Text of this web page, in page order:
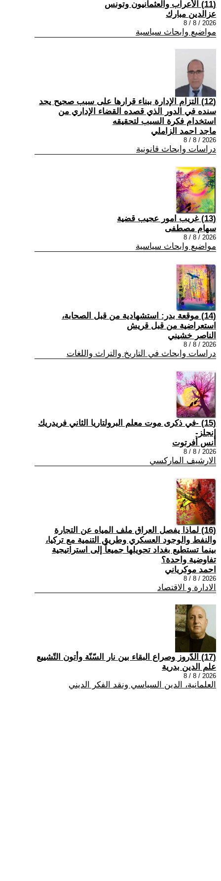
(11) الأعراب والعثمانيون وتونس
عزالدين مبارك
2026 / 8 / 8
مواضيع وابحاث سياسية
(12) التزام الإدارة ببناء قرارها على سبب صحیح یجد
سنده في الدور الذي قصده القضاء الإداري من
استخدام فكرة السبب لتحقیقه
ماجد احمد الزاملي
2026 / 8 / 8
دراسات وابحاث قانونية
(13) غريب امور عجيب قضية
سهام مصطفى
2026 / 8 / 8
مواضيع وابحاث سياسية
(14) موقعة بدر: استشهادية من قبل الصحابة،
استعراضية من قبل قريش
الناصر خشيني
2026 / 8 / 8
دراسات وابحاث في التاريخ والتراث واللغات
(15) -في ذكرى موت معلم البرولتاريا الثاني فريدريك
إنجلز-
أنس أفرتوت
2026 / 8 / 8
الارشيف الماركسي
(16) لماذا يفصل العراق ملف المياه عن التجارة
والنفط والوجود العسكري وطريق التنمية مع تركيا،
بينما تستطيع بغداد تحويلها جميعاً إلى استراتيجية
تفاوضية واحدة؟
احمد موكرياني
2026 / 8 / 8
الادارة و الاقتصاد
(17) الدّروز وصراع البقاء بين نار السّنّة وأتون التّشييع
علم الدين بدرية
2026 / 8 / 8
العلمانية، الدين السياسي ونقد الفكر الديني